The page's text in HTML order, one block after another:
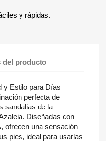
y rápidas.
del producto
y Estilo para Días
perfecta de
sandalias de la
Diseñadas con
ofrecen una sensación
pies, ideal para usarlas